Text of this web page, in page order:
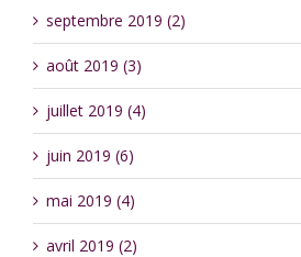
septembre 2019 (2)
août 2019 (3)
juillet 2019 (4)
juin 2019 (6)
mai 2019 (4)
avril 2019 (2)